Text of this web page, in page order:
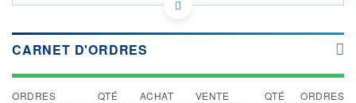
IE0006RFB3X2 - HSBC Investment Funds
(Luxembourg) S.A.
EURONEXT PARIS DONNÉES TEMPS RÉEL
56
CARNET D'ORDRES
ORDRES QTÉ ACHAT VENTE QTÉ ORDRES